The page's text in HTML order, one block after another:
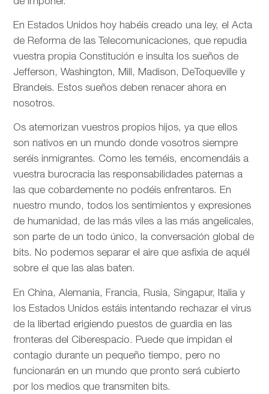
En Estados Unidos hoy habéis creado una ley, el Acta
de Reforma de las Telecomunicaciones, que repudia
vuestra propia Constitución e insulta los sueños de
Jefferson, Washington, Mill, Madison, DeToqueville y
Brandeis. Estos sueños deben renacer ahora en
nosotros.
Os atemorizan vuestros propios hijos, ya que ellos
son nativos en un mundo donde vosotros siempre
seréis inmigrantes. Como les teméis, encomendáis a
vuestra burocracia las responsabilidades paternas a
las que cobardemente no podéis enfrentaros. En
nuestro mundo, todos los sentimientos y expresiones
de humanidad, de las más viles a las más angelicales,
son parte de un todo único, la conversación global de
bits. No podemos separar el aire que asfixia de aquél
sobre el que las alas baten.
En China, Alemania, Francia, Rusia, Singapur, Italia y
los Estados Unidos estáis intentando rechazar el virus
de la libertad erigiendo puestos de guardia en las
fronteras del Ciberespacio. Puede que impidan el
contagio durante un pequeño tiempo, pero no
funcionarán en un mundo que pronto será cubierto
por los medios que transmiten bits.